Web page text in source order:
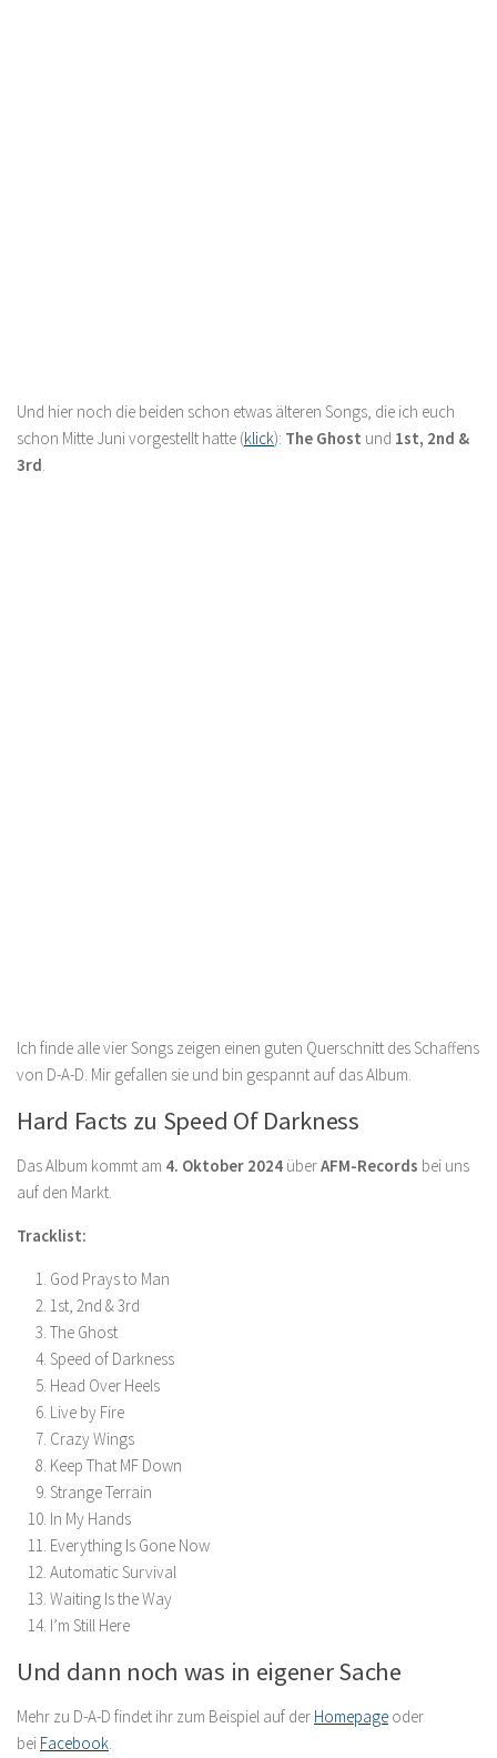
Und hier noch die beiden schon etwas älteren Songs, die ich euch
schon Mitte Juni vorgestellt hatte (klick): The Ghost und 1st, 2nd &
3rd.
Ich finde alle vier Songs zeigen einen guten Querschnitt des Schaffens
von D-A-D. Mir gefallen sie und bin gespannt auf das Album.
Hard Facts zu Speed Of Darkness
Das Album kommt am 4. Oktober 2024 überAFM-Records bei uns
auf den Markt.
Tracklist:
God Prays to Man
1st, 2nd & 3rd
The Ghost
Speed of Darkness
Head Over Heels
Live by Fire
Crazy Wings
Keep That MF Down
Strange Terrain
In My Hands
Everything Is Gone Now
Automatic Survival
Waiting Is the Way
I’m Still Here
Und dann noch was in eigener Sache
Mehr zu D-A-D findet ihr zum Beispiel auf der Homepage oder
bei Facebook